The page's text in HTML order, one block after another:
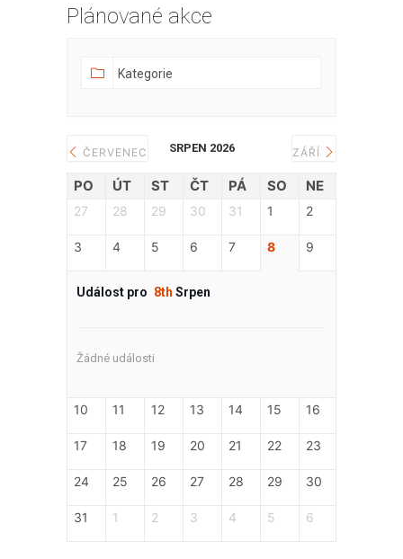
Plánované akce
ČERVENEC SRPEN 2026 ZÁŘÍ
PO ÚT ST ČT PÁ SO NE
27 28 29 30 31 1 2
3 4 5 6 7 8 9
Událost pro 8th Srpen
Žádné události
10 11 12 13 14 15 16
17 18 19 20 21 22 23
24 25 26 27 28 29 30
31 1 2 3 4 5 6